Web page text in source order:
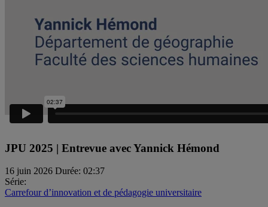
JPU 2025 | Entrevue avec Yannick Hémond
16 juin 2026 Durée: 02:37
Série:
Carrefour d’innovation et de pédagogie universitaire